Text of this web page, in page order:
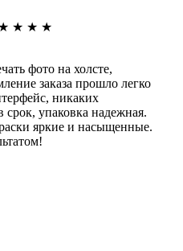
★ ★ ★
фото на холсте,
заказа прошло легко
никаких
срок, упаковка надежная.
яркие и насыщенные.